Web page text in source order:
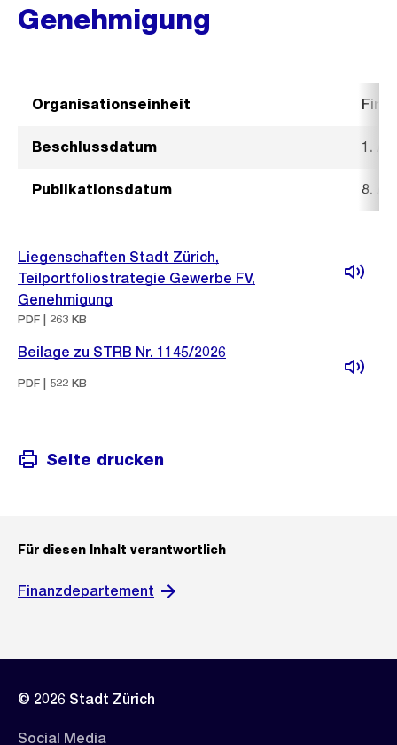
Genehmigung
Organisationseinheit
Beschlussdatum 1.
Publikationsdatum 8.
Liegenschaften Stadt Zürich,
Teilportfoliostrategie Gewerbe FV,
Genehmigung
PDF | 263 KB
Beilage zu STRB Nr. 1145/2026
PDF | 522 KB
Seite drucken
Für diesen Inhalt verantwortlich
Finanzdepartement
© 2026 Stadt Zürich
Social Media